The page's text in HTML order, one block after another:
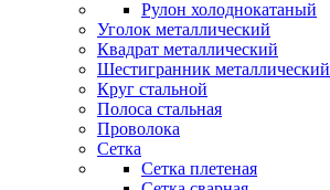
Рулон холоднокатаный
Уголок металлический
Квадрат металлический
Шестигранник металлический
Круг стальной
Полоса стальная
Проволока
Сетка
Сетка плетеная